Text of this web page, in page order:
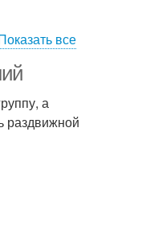
все
а
раздвижной